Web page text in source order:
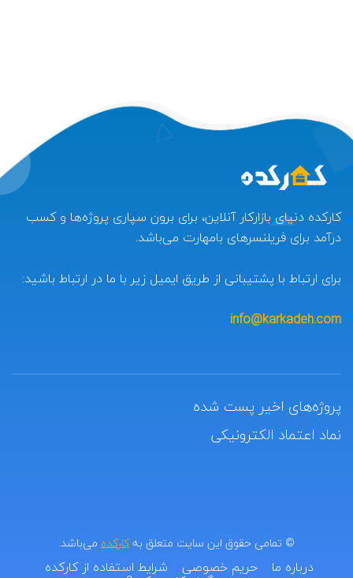
کارکده دنیای بازارکار آنلاین، برای برون سپاری پروژه‌ها و کسب
درآمد برای فریلنسرهای بامهارت می‌باشد.
برای ارتباط با پشتیبانی از طریق ایمیل زیر با ما در ارتباط باشید:
info@karkadeh.com
پروژه‌های اخیر پست شده
نماد اعتماد الکترونیکی
© تمامی حقوق این سایت متعلق بهکارکده می‌باشد.
درباره ما حریم خصوصی شرایط استفاده از کارکده